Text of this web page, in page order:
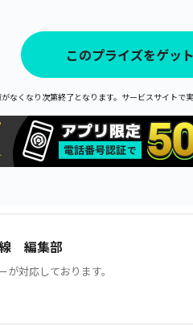
このプライズをゲッ
なくなり次第終了となります。サービスサイトで
線 編集部
が対応しております。